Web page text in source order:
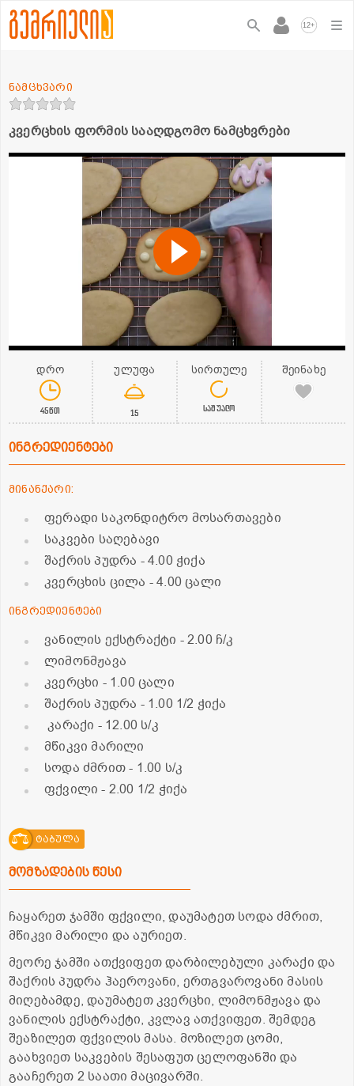
12+
კვერცხის ფორმის სააღდგომო ნამცხვრები
ნამცხვარი
დრო
45წთ
ულუფა
15
სირთულე
საშუალო
შეინახე
ინგრედიენტები
მინანქარი:
ფერადი საკონდიტრო მოსართავები
საკვები საღებავი
შაქრის პუდრა - 4.00 ჭიქა
კვერცხის ცილა - 4.00 ცალი
ინგრედიენტები
ვანილის ექსტრაქტი - 2.00 ჩ/კ
ლიმონმჟავა
კვერცხი - 1.00 ცალი
შაქრის პუდრა - 1.00 1/2 ჭიქა
კარაქი - 12.00 ს/კ
მწიკვი მარილი
სოდა ძმრით- 1.00 ს/კ
ფქვილი- 2.00 1/2 ჭიქა
ტაბულა
მომზადების წესი
ჩაყარეთ ჯამში ფქვილი, დაუმატეთ სოდა ძმრით,
მწიკვი მარილი და აურიეთ.
მეორე ჯამში ათქვიფეთ დარბილებული კარაქი და
შაქრის პუდრა ჰაეროვანი, ერთგვაროვანი მასის
მიღებამდე, დაუმატეთ კვერცხი, ლიმონმჟავა და
ვანილის ექსტრაქტი, კვლავ ათქვიფეთ. შემდეგ
შეაზილეთ ფქვილის მასა. მოზილეთ ცომი,
გაახვიეთ საკვების შესაფუთ ცელოფანში და
გააჩერეთ 2 საათი მაცივარში.